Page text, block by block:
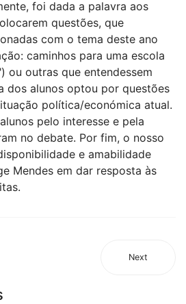
foi dada a palavra aos
questões, que
com o tema deste ano
caminhos para uma escola
ou outras que entendessem
dos alunos optou por questões
política/económica atual.
pelo interesse e pela
no debate. Por fim, o nosso
e amabilidade
Mendes em dar resposta às
Next